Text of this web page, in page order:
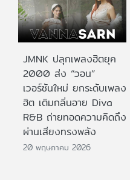
JMNK ปลุกเพลงฮิตยุค
2000 ส่ง “วอน”
เวอร์ชันใหม่ ยกระดับเพลง
ฮิต เติมกลิ่นอาย Diva
R&B ถ่ายทอดความคิดถึง
ผ่านเสียงทรงพลัง
20 พฤษภาคม 2026